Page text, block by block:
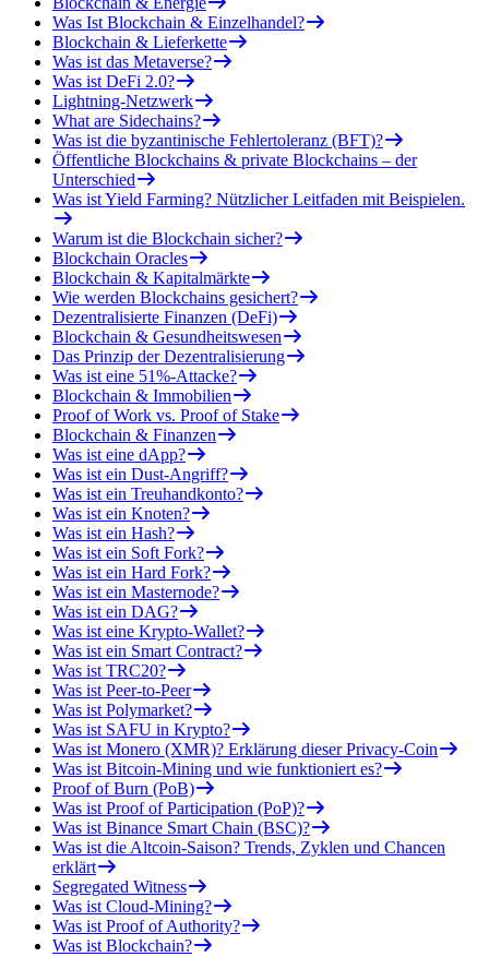
Was Ist Blockchain & Einzelhandel?
Blockchain & Lieferkette
Was ist das Metaverse?
Was ist DeFi 2.0?
Lightning-Netzwerk
What are Sidechains?
Was ist die byzantinische Fehlertoleranz (BFT)?
Öffentliche Blockchains & private Blockchains – der
Unterschied
Was ist Yield Farming? Nützlicher Leitfaden mit Beispielen.
Warum ist die Blockchain sicher?
Blockchain Oracles
Blockchain & Kapitalmärkte
Wie werden Blockchains gesichert?
Dezentralisierte Finanzen (DeFi)
Blockchain & Gesundheitswesen
Das Prinzip der Dezentralisierung
Was ist eine 51%-Attacke?
Blockchain & Immobilien
Proof of Work vs. Proof of Stake
Blockchain & Finanzen
Was ist eine dApp?
Was ist ein Dust-Angriff?
Was ist ein Treuhandkonto?
Was ist ein Knoten?
Was ist ein Hash?
Was ist ein Soft Fork?
Was ist ein Hard Fork?
Was ist ein Masternode?
Was ist ein DAG?
Was ist eine Krypto-Wallet?
Was ist ein Smart Contract?
Was ist TRC20?
Was ist Peer-to-Peer
Was ist Polymarket?
Was ist SAFU in Krypto?
Was ist Monero (XMR)? Erklärung dieser Privacy-Coin
Was ist Bitcoin-Mining und wie funktioniert es?
Proof of Burn (PoB)
Was ist Proof of Participation (PoP)?
Was ist Binance Smart Chain (BSC)?
Was ist die Altcoin-Saison? Trends, Zyklen und Chancen
erklärt
Segregated Witness
Was ist Cloud-Mining?
Was ist Proof of Authority?
Was ist Blockchain?